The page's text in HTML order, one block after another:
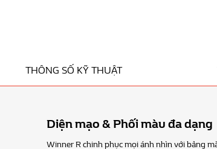
THÔNG SỐ KỸ THUẬT